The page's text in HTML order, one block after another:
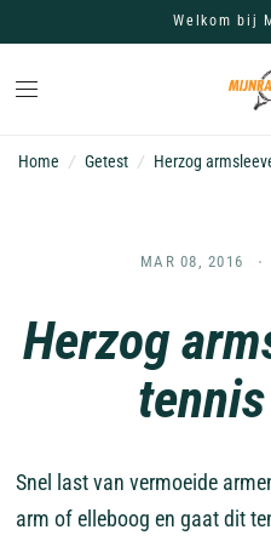
Welkom bij
Home / Getest / Herzog
MAR 08, 2016
Herzog
Snel last van vermoeide
arm of elleboog en gaat dit